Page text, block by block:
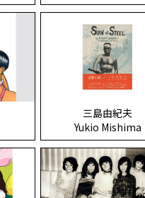
三島由紀夫
Yukio Mishima